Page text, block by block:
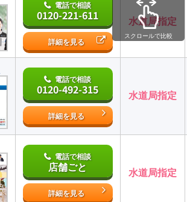
電話で相談
0120-221-611
詳細を見る
水道局指定
電話で相談
0120-492-315
詳細を見る
水道局指定
電話で相談
店舗ごと
詳細を見る
水道局指定
スクロールで比較